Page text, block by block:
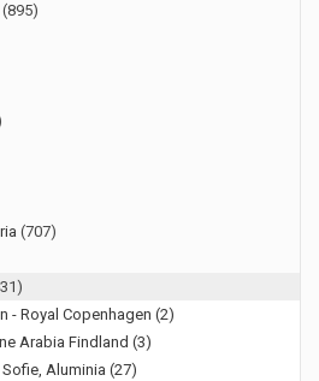
(895)
(707)
- Royal Copenhagen (2)
Arabia Findland (3)
Aluminia (27)